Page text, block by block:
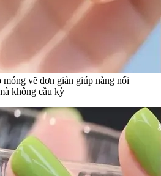
vẽ đơn giản giúp nàng nổi
không cầu kỳ